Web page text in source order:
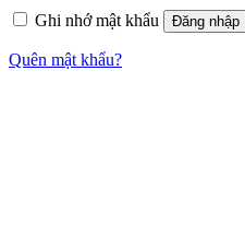
Ghi nhớ mật khẩu Đăng nhập
Quên mật khẩu?